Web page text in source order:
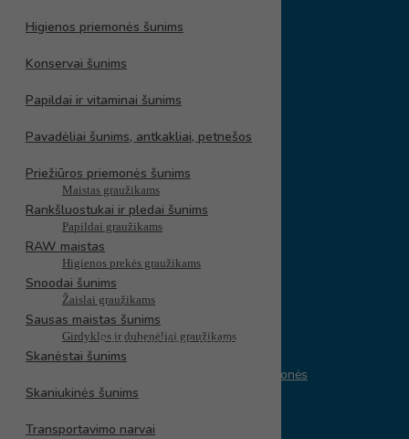
Gera kaina
Kalėdinės prekės
Maistas graužikams
Papildai graužikams
Higienos prekės graužikams
Žaislai graužikams
Girdyklos ir dubenėliai graužikams
Kūno priežiūra
Kvepalai – kvapai
Skalbinių priežiūros priemonės
Makiažui
Vyrams
Peniuarai – prijuostės
Veido priežiūra
Rankų priežiūros priemonės
Vaikų ir kūdikių priežiūros priemonės
Higienos priemonės šunims
Konservai šunims
Papildai ir vitaminai šunims
Pavadėliai šunims, antkakliai, petnešos
Priežiūros priemonės šunims
Rankšluostukai ir pledai šunims
RAW maistas
Snoodai šunims
Sausas maistas šunims
Skanėstai šunims
Skaniukinės šunims
Transportavimo narvai